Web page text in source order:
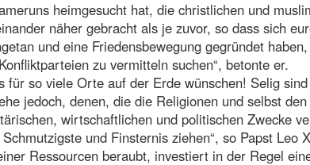
heimgesucht hat, die christlichen und
näher gebracht als je zuvor, so dass sich
und eine Friedensbewegung gegründet
zu vermitteln suchen“, betonte er.
für so viele Orte auf der Erde wünschen! Selig
jedoch, denen, die die Religionen und selbst
wirtschaftlichen und politischen Zwecke
und Finsternis ziehen“, so Papst Leo
Ressourcen beraubt, investiert in der Regel